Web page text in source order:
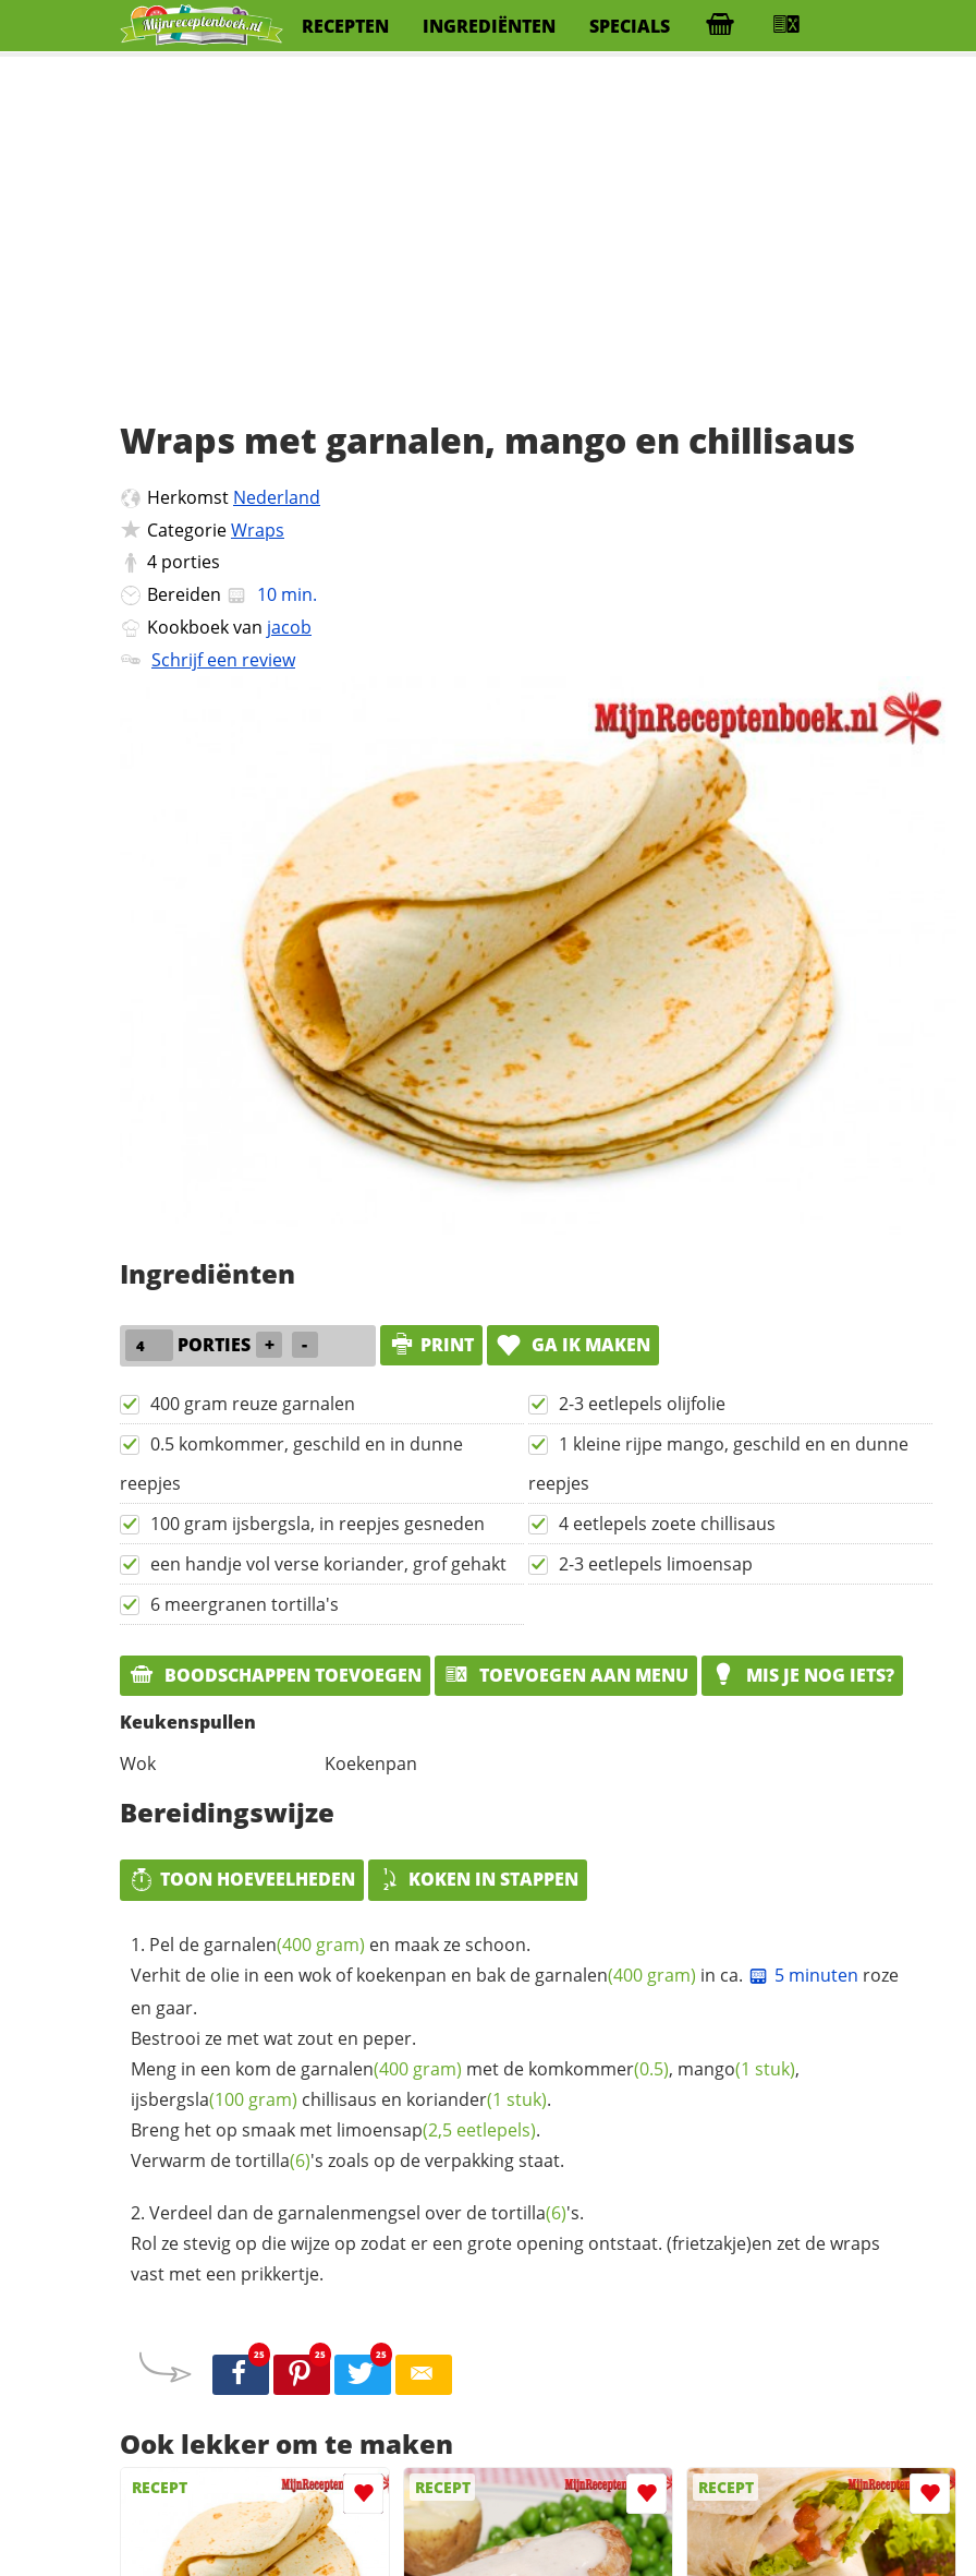
RECEPTEN INGREDIËNTEN SPECIALS
Wraps met garnalen, mango en chillisaus
Herkomst Nederland
CategorieWraps
4 porties
Bereiden
10 min.
Kookboek van jacob
Schrijf een review
Ingrediënten
PORTIES + - PRINT GA IK MAKEN
400 gram reuze garnalen
2-3 eetlepels olijfolie
0.5 komkommer, geschild en in dunne
reepjes
1 kleine rijpe mango, geschild en en dunne
reepjes
100 gram ijsbergsla, in reepjes gesneden
4 eetlepels zoete chillisaus
een handje vol verse koriander, grof gehakt
2-3 eetlepels limoensap
6 meergranen tortilla's
BOODSCHAPPEN TOEVOEGEN TOEVOEGEN AAN MENU
MIS JE NOG IETS?
Keukenspullen
Wok
Koekenpan
Bereidingswijze
TOON HOEVEELHEDEN KOKEN IN STAPPEN
Pel de garnalen(400 gram) en maak ze schoon.
Verhit de olie in een wok of koekenpan en bak de garnalen(400 gram) in ca. 5 minuten roze
en gaar.
Bestrooi ze met wat zout en peper.
Meng in een kom de garnalen(400 gram) met de komkommer(0.5), mango(1 stuk),
ijsbergsla(100 gram) chillisaus en koriander(1 stuk).
Breng het op smaak met limoensap(2,5 eetlepels).
Verwarm detortilla(6)'s zoals op de verpakking staat.
Verdeel dan de garnalenmengsel over detortilla(6)'s.
Rol ze stevig op die wijze op zodat er een grote opening ontstaat. (frietzakje)en zet de wraps
vast met een prikkertje.
25 25 25
Ook lekker om te maken
RECEPT RECEPT RECEPT